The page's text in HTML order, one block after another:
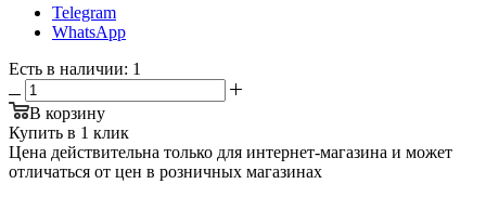
Telegram
WhatsApp
Есть в наличии: 1
В корзину
Купить в 1 клик
Цена действительна только для интернет-магазина и может
отличаться от цен в розничных магазинах